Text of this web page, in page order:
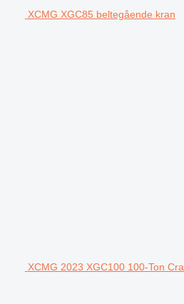
XCMG XGC85 beltegående kran
XCMG 2023 XGC100 100-Ton